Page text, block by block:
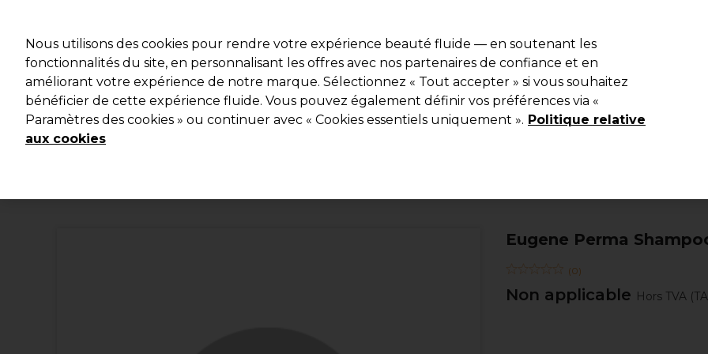
Rechercher
Marques Bons plans Coiffure Electro et Matériel Equipement de salon Beauté Hommes Les
Livraison et délais
Eugene Perma
(0)
Non applicable Hors TVA
Nous utilisons des cookies pour rendre votre expérience beauté fluide — en soutenant les
fonctionnalités du site, en personnalisant les offres avec nos partenaires de confiance et en
améliorant votre expérience de notre marque. Sélectionnez « Tout accepter » si vous souhaitez
bénéficier de cette expérience fluide. Vous pouvez également définir vos préférences via «
Paramètres des cookies » ou continuer avec « Cookies essentiels uniquement ». Politique relative
aux cookies